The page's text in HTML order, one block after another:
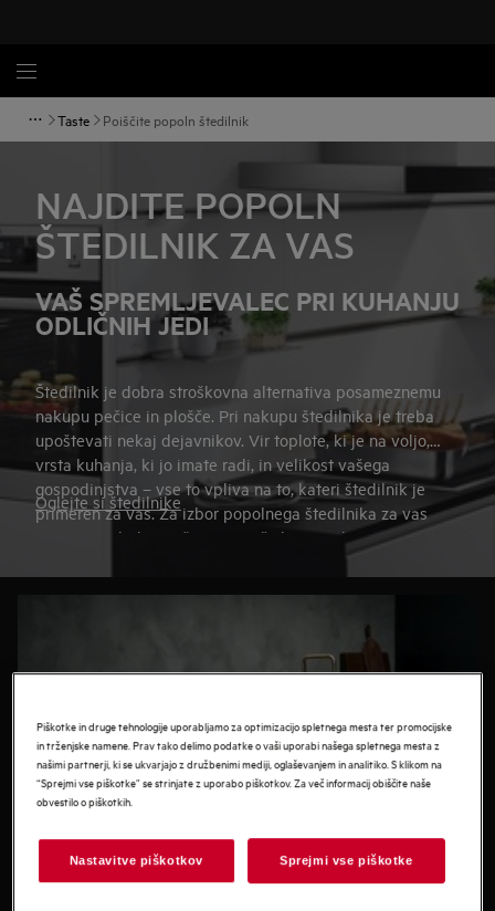
Taste Poiščite popoln štedilnik
NAJDITE POPOLN
ŠTEDILNIK ZA VAS
VAŠ SPREMLJEVALEC PRI KUHANJU
ODLIČNIH JEDI
Štedilnik je dobra stroškovna alternativa posameznemu
nakupu pečice in plošče. Pri nakupu štedilnika je treba
upoštevati nekaj dejavnikov. Vir toplote, ki je na voljo,
vrsta kuhanja, ki jo imate radi, in velikost vašega
gospodinjstva – vse to vpliva na to, kateri štedilnik je
primeren za vas. Za izbor popolnega štedilnika za vas
preprosto sledite našemu priročniku za nakup.
Oglejte si štedilnike
Piškotke in druge tehnologije uporabljamo za optimizacijo spletnega mesta ter promocijske
in trženjske namene. Prav tako delimo podatke o vaši uporabi našega spletnega mesta z
našimi partnerji, ki se ukvarjajo z družbenimi mediji, oglaševanjem in analitiko. S klikom na
“Sprejmi vse piškotke” se strinjate z uporabo piškotkov. Za več informacij obiščite naše
obvestilo o piškotkih.
Nastavitve piškotkov Sprejmi vse piškotke